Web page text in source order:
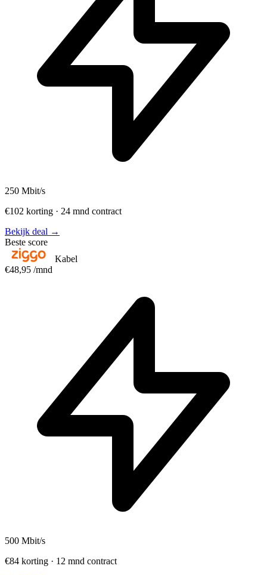
250 Mbit/s
€102 korting · 24 mnd contract
Bekijk deal →
Beste score
Kabel
€48,95 /mnd
500 Mbit/s
€84 korting · 12 mnd contract